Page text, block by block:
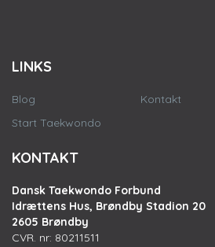
LINKS
Blog
Start Taekwondo
Kontakt
KONTAKT
Dansk Taekwondo Forbund
Idrættens Hus, Brøndby Stadion 20
2605 Brøndby
CVR. nr: 80211511